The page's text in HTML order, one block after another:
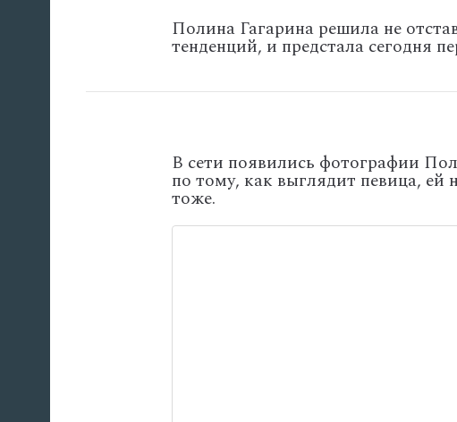
Полина Гагарина решила не
тенденций, и предстала сегодня
В сети появились фотографии
по тому, как выглядит певица, ей
тоже.